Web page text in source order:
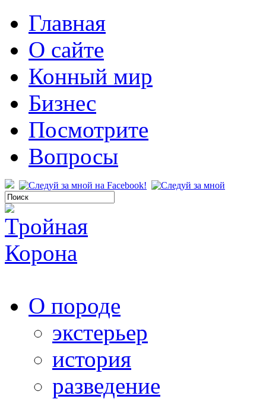
Главная
О сайте
Конный мир
Бизнес
Посмотрите
Вопросы
О породе
экстерьер
история
разведение